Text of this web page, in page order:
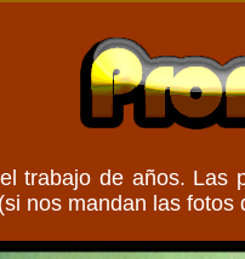
trabajo de años.
nos mandan las